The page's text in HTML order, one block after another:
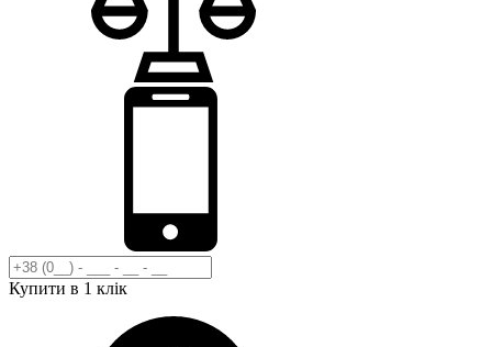
Купити в 1 клік